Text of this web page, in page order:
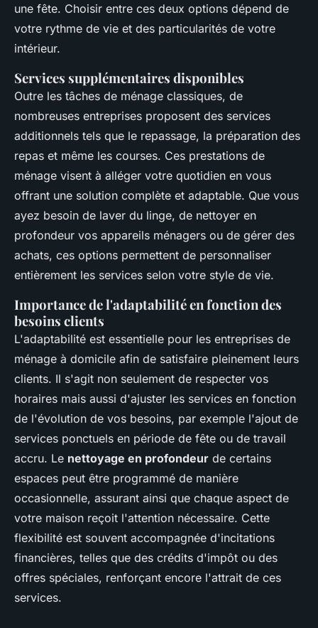
une fête. Choisir entre ces deux options dépend de
votre rythme de vie et des particularités de votre
intérieur.
Services supplémentaires disponibles
Outre les tâches de ménage classiques, de
nombreuses entreprises proposent des services
additionnels tels que le repassage, la préparation des
repas et même les courses. Ces prestations de
ménage visent à alléger votre quotidien en vous
offrant une solution complète et adaptable. Que vous
ayez besoin de laver du linge, de nettoyer en
profondeur vos appareils ménagers ou de gérer des
achats, ces options permettent de personnaliser
entièrement les services selon votre style de vie.
Importance de l'adaptabilité en fonction des
besoins clients
L'adaptabilité est essentielle pour les entreprises de
ménage à domicile afin de satisfaire pleinement leurs
clients. Il s'agit non seulement de respecter vos
horaires mais aussi d'ajuster les services en fonction
de l'évolution de vos besoins, par exemple l'ajout de
services ponctuels en période de fête ou de travail
accru. Le nettoyage en profondeur de certains
espaces peut être programmé de manière
occasionnelle, assurant ainsi que chaque aspect de
votre maison reçoit l'attention nécessaire. Cette
flexibilité est souvent accompagnée d'incitations
financières, telles que des crédits d'impôt ou des
offres spéciales, renforçant encore l'attrait de ces
services.